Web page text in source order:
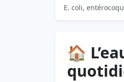
E. coli,
🏠